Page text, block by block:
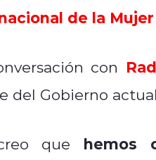
de la Mujer
con
del Gobierno
que hemos